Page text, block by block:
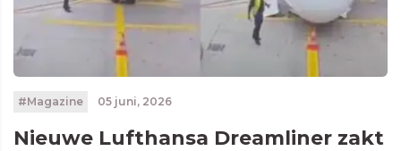
#Magazine 05 juni, 2026
Nieuwe Lufthansa Dreamliner zakt